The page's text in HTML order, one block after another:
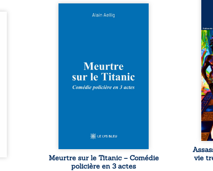
la
la
Et si le naufrage n’avait pas
les profondeurs de l’Atlantique.
Sept décennies plus tard, la
découverte de l’épave fait
resurgir un secret que l’on
Meurtre sur le Titanic – Comédie
policière en 3 actes
La
de
qui
vie